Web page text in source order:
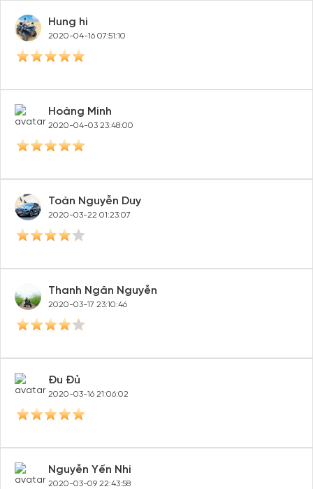
Hung hi
2020-04-16 07:51:10
Hoàng Minh
2020-04-03 23:48:00
Toàn Nguyễn Duy
2020-03-22 01:23:07
Thanh Ngân Nguyễn
2020-03-17 23:10:46
Đu Đủ
2020-03-16 21:06:02
Nguyễn Yến Nhi
2020-03-09 22:43:58